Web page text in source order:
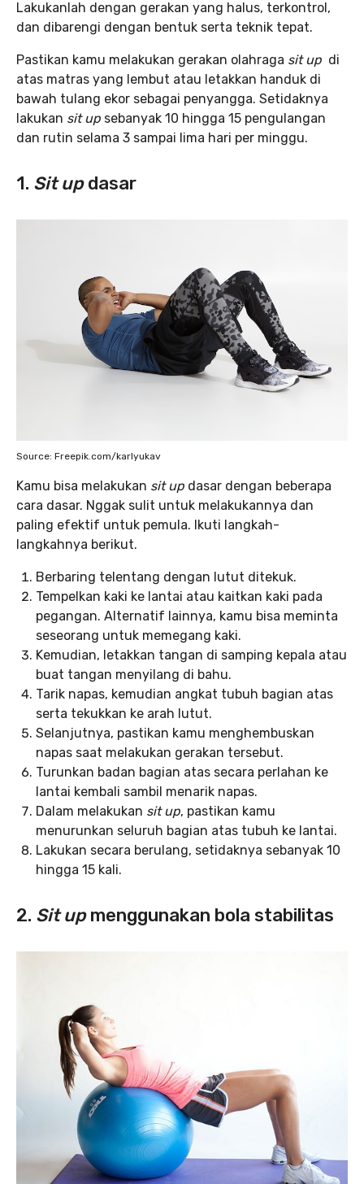
Lakukanlah dengan gerakan yang halus, terkontrol,
dan dibarengi dengan bentuk serta teknik tepat.
Pastikan kamu melakukan gerakan olahraga sit up di
atas matras yang lembut atau letakkan handuk di
bawah tulang ekor sebagai penyangga. Setidaknya
lakukan sit up sebanyak 10 hingga 15 pengulangan
dan rutin selama 3 sampai lima hari per minggu.
1. Sit updasar
Source: Freepik.com/karlyukav
Kamu bisa melakukan sit up dasar dengan beberapa
cara dasar. Nggak sulit untuk melakukannya dan
paling efektif untuk pemula. Ikuti langkah-
langkahnya berikut.
Berbaring telentang dengan lutut ditekuk.
Tempelkan kaki ke lantai atau kaitkan kaki pada
pegangan. Alternatif lainnya, kamu bisa meminta
seseorang untuk memegang kaki.
Kemudian, letakkan tangan di samping kepala atau
buat tangan menyilang di bahu.
Tarik napas, kemudian angkat tubuh bagian atas
serta tekukkan ke arah lutut.
Selanjutnya, pastikan kamu menghembuskan
napas saat melakukan gerakan tersebut.
Turunkan badan bagian atas secara perlahan ke
lantai kembali sambil menarik napas.
Dalam melakukan sit up, pastikan kamu
menurunkan seluruh bagian atas tubuh ke lantai.
Lakukan secara berulang, setidaknya sebanyak 10
hingga 15 kali.
2. Sit upmenggunakan bola stabilitas